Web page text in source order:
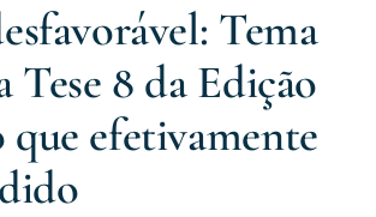
Tema
Tese 8 da Edição
efetivamente